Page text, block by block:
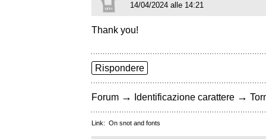
14/04/2024 alle 14:21
Thank you!
Rispondere
Forum → Identificazione carattere →
Link: On snot and fonts